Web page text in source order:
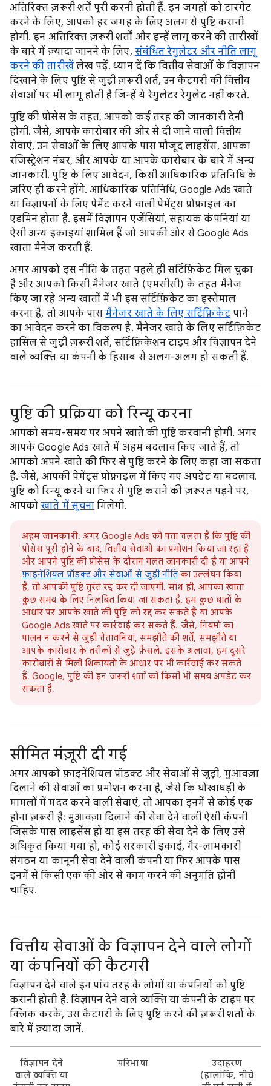
अतिरिक्त ज़रूरी शर्तें पूरी करनी होती हैं. इन जगहों को टारगेट
करने के लिए, आपको हर जगह के लिए अलग से पुष्टि करानी
होगी. इन अतिरिक्त ज़रूरी शर्तों और इन्हें लागू करने की तारीखों
के बारे में ज़्यादा जानने के लिए, संबंधित रेगुलेटर और नीति लागू
करने की तारीखेंलेख पढ़ें. ध्यान दें कि वित्तीय सेवाओं के विज्ञापन
दिखाने के लिए पुष्टि से जुड़ी ज़रूरी शर्त, उन कैटगरी की वित्तीय
सेवाओं पर भी लागू होती है जिन्हें ये रेगुलेटर रेगुलेट नहीं करते.
पुष्टि की प्रोसेस के तहत, आपको कई तरह की जानकारी देनी
होगी. जैसे, आपके कारोबार की ओर से दी जाने वाली वित्तीय
सेवाएं, उन सेवाओं के लिए आपके पास मौजूद लाइसेंस, आपका
रजिस्ट्रेशन नंबर, और आपके या आपके कारोबार के बारे में अन्य
जानकारी. पुष्टि के लिए आवेदन, किसी आधिकारिक प्रतिनिधि के
ज़रिए ही करने होंगे. आधिकारिक प्रतिनिधि, Google Ads खाते
या विज्ञापनों के लिए पेमेंट करने वाली पेमेंट्स प्रोफ़ाइल का
एडमिन होता है. इसमें विज्ञापन एजेंसियां, सहायक कंपनियां या
ऐसी अन्य इकाइयां शामिल हैं जो आपकी ओर से Google Ads
खाता मैनेज करती हैं.
अगर आपको इस नीति के तहत पहले ही सर्टिफ़िकेट मिल चुका
है और आपको किसी मैनेजर खाते (एमसीसी) के तहत मैनेज
किए जा रहे अन्य खातों में भी इस सर्टिफ़िकेट का इस्तेमाल
करना है, तो आपके पासमैनेजर खाते के लिए सर्टिफ़िकेटपाने
का आवेदन करने का विकल्प है. मैनेजर खाते के लिए सर्टिफ़िकेट
हासिल से जुड़ी ज़रूरी शर्तें, सर्टिफ़िकेशन टाइप और विज्ञापन देने
वाले व्यक्ति या कंपनी के हिसाब से अलग-अलग हो सकती हैं.
पुष्टि की प्रक्रिया को रिन्यू करना
आपको समय-समय पर अपने खाते की पुष्टि करवानी होगी. अगर
आपके Google Ads खाते में अहम बदलाव किए जाते हैं, तो
आपको अपने खाते की फिर से पुष्टि करने के लिए कहा जा सकता
है. जैसे, आपकी पेमेंट्स प्रोफ़ाइल में किए गए अपडेट या बदलाव.
पुष्टि को रिन्यू करने या फिर से पुष्टि कराने की ज़रूरत पड़ने पर,
आपकोखाते में सूचनामिलेगी.
अहम जानकारी: अगर Google Ads को पता चलता है कि पुष्टि की
प्रोसेस पूरी होने के बाद, वित्तीय सेवाओं का प्रमोशन किया जा रहा है
और आपने पुष्टि की प्रोसेस के दौरान गलत जानकारी दी है या आपने
फ़ाइनेंशियल प्रॉडक्ट और सेवाओं से जुड़ी नीति का उल्लंघन किया
है, तो आपकी पुष्टि तुरंत रद्द कर दी जाएगी. साथ ही, आपका खाता
कुछ समय के लिए निलंबित किया जा सकता है. हम कुछ बातों के
आधार पर आपके खाते की पुष्टि को रद्द कर सकते हैं या आपके
Google Ads खाते पर कार्रवाई कर सकते हैं. जैसे, नियमों का
पालन न करने से जुड़ी चेतावनियां, समझौते की शर्तें, समझौते या
आपके कारोबार के तरीकों से जुड़े फ़ैसले. इसके अलावा, हम दूसरे
कारोबारों से मिली शिकायतों के आधार पर भी कार्रवाई कर सकते
हैं. Google, पुष्टि की इन ज़रूरी शर्तों को किसी भी समय अपडेट कर
सकता है.
सीमित मंज़ूरी दी गई
अगर आपको फ़ाइनेंशियल प्रॉडक्ट और सेवाओं से जुड़ी, मुआवज़ा
दिलाने की सेवाओं का प्रमोशन करना है, जैसे कि धोखाधड़ी के
मामलों में मदद करने वाली सेवाएं, तो आपका इनमें से कोई एक
होना ज़रूरी है: मुआवज़ा दिलाने की सेवा देने वाली ऐसी कंपनी
जिसके पास लाइसेंस हो या इस तरह की सेवा देने के लिए उसे
अधिकृत किया गया हो, कोई सरकारी इकाई, गैर-लाभकारी
संगठन या कानूनी सेवा देने वाली कंपनी या फिर आपके पास
इनमें से किसी एक की ओर से काम करने की अनुमति होनी
चाहिए.
वित्तीय सेवाओं के विज्ञापन देने वाले लोगों
या कंपनियों की कैटगरी
विज्ञापन देने वाले इन पांच तरह के लोगों या कंपनियों को पुष्टि
करानी होती है. विज्ञापन देने वाले व्यक्ति या कंपनी के टाइप पर
क्लिक करके, उस कैटगरी के लिए पुष्टि करने की ज़रूरी शर्तों के
बारे में ज़्यादा जानें.
विज्ञापन देने
वाले व्यक्ति या
परिभाषा
उदाहरण
(हालांकि, नीचे